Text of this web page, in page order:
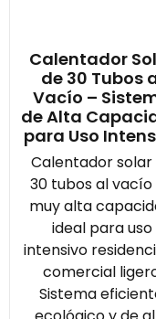
Calentador
de 30 Tubos
Vacío –
de Alta
para Uso
Calentador solar
30 tubos al vacío
muy alta
ideal para uso
intensivo
comercial
Sistema